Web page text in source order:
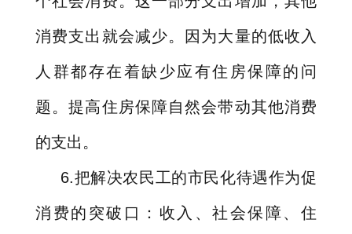
消费支出就会减少。因为大量的低收入
人群都存在着缺少应有住房保障的问
题。提高住房保障自然会带动其他消费
的支出。
6.把解决农民工的市民化待遇作为促
消费的突破口：收入、社会保障、住